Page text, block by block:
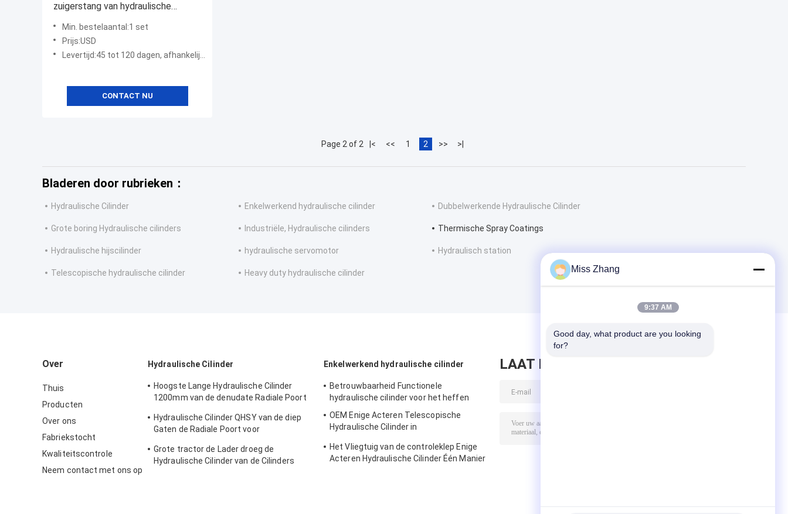
zuigerstang van hydraulische
cilinder
Min. bestelaantal:1 set
Prijs:USD
Levertijd:45 tot 120 dagen, afhankelijk van het type product
CONTACT NU
Page 2 of 2 |< << 1 2 >> >|
Bladeren door rubrieken：
Hydraulische Cilinder Enkelwerkend hydraulische cilinder Dubbelwerkende Hydraulische Cilinder
Grote boring Hydraulische cilinders Industriële, Hydraulische cilinders Thermische Spray Coatings
Hydraulische hijscilinder hydraulische servomotor Hydraulisch station
Telescopische hydraulische cilinder Heavy duty hydraulische cilinder
Over
Thuis
Producten
Over ons
Fabriekstocht
Kwaliteitscontrole
Neem contact met ons op
Hydraulische Cilinder
Hoogste Lange Hydraulische Cilinder
1200mm van de denudate Radiale Poort
Hydraulische Cilinder QHSY van de diep
Gaten de Radiale Poort voor
Grote tractor de Lader droeg de
Hydraulische Cilinder van de Cilinders
Enkelwerkend hydraulische cilinder
Betrouwbaarheid Functionele
hydraulische cilinder voor het heffen
OEM Enige Acteren Telescopische
Hydraulische Cilinder in
Het Vliegtuig van de controleklep Enige
Acteren Hydraulische Cilinder Één Manier
LAAT BERICHT ACHTER
Miss Zhang
9:37 AM
Good day, what product are you looking
for?